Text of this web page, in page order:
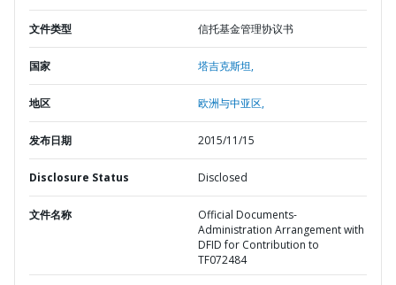
文件类型 信托基金管理协议书
国家 塔吉克斯坦,
地区 欧洲与中亚区,
发布日期 2015/11/15
Disclosure Status Disclosed
文件名称
Official Documents-
Administration Arrangement with
DFID for Contribution to
TF072484